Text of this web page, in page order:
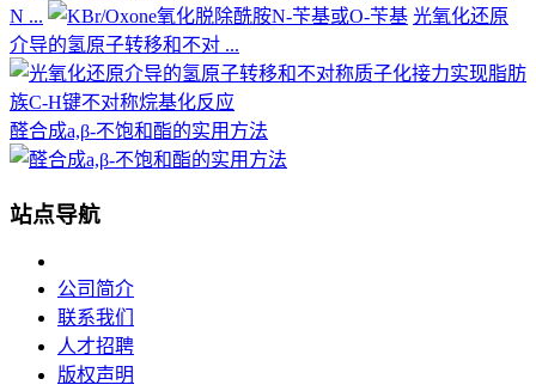
N ...
光氧化还原
介导的氢原子转移和不对 ...
醛合成a,β-不饱和酯的实用方法
站点导航
公司简介
联系我们
人才招聘
版权声明